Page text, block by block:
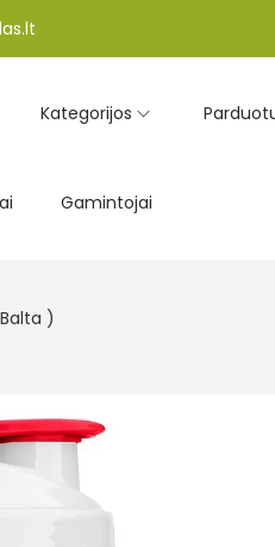
Kategorijos
Gamintojai
)